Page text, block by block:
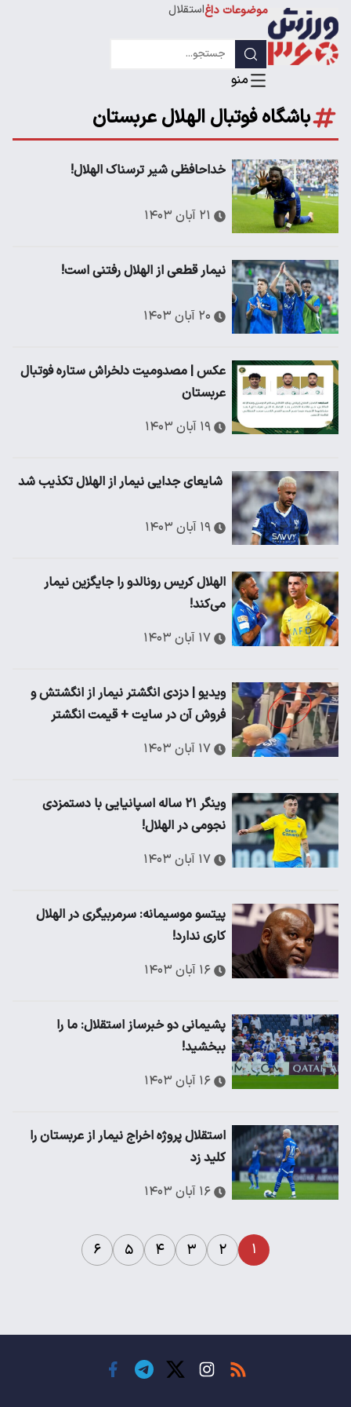
موضوعات داغاستقلال
باشگاه فوتبال الهلال عربستان
خداحافظی شیر ترسناک الهلال!
۲۱ آبان ۱۴۰۳
نیمار قطعی از الهلال رفتنی است!
۲۰ آبان ۱۴۰۳
عکس | مصدومیت دلخراش ستاره فوتبال
عربستان
۱۹ آبان ۱۴۰۳
۱۹ آبان ۱۴۰۳
الهلال کریس رونالدو را جایگزین نیمار
می‌کند!
۱۷ آبان ۱۴۰۳
ویدیو | دزدی انگشتر نیمار از انگشتش و
فروش آن در سایت + قیمت انگشتر
۱۷ آبان ۱۴۰۳
وینگر ۲۱ ساله اسپانیایی با دستمزدی
نجومی در الهلال!
۱۷ آبان ۱۴۰۳
پیتسو موسیمانه: سرمربیگری در الهلال
کاری ندارد!
۱۶ آبان ۱۴۰۳
پشیمانی دو خبرساز استقلال: ما را
ببخشید!
۱۶ آبان ۱۴۰۳
استقلال پروژه اخراج نیمار از عربستان را
کلید زد
۱۶ آبان ۱۴۰۳
۱ ۲ ۳ ۴ ۵ ۶